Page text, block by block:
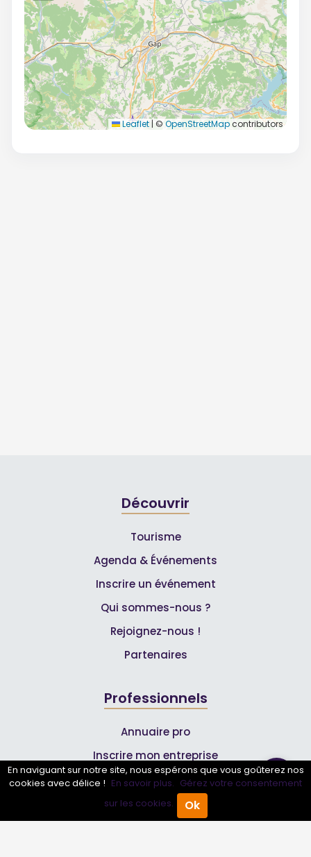
Annuaire Pro Agenda
Leaflet | © OpenStreetMapcontributors
Découvrir
Tourisme
Agenda & Événements
Inscrire un événement
Qui sommes-nous ?
Rejoignez-nous !
Partenaires
Professionnels
Annuaire pro
Inscrire mon entreprise
Les Abonnements Pros
Infos
En naviguant sur notre site, nous espérons que vous goûterez nos
cookies avec délice ! En savoir plus. Gérez votre consentement
sur les cookies.
Ok